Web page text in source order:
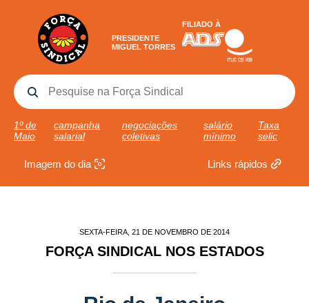
PRESIDENTE
MIGUEL TORRES
FILIADO À
1º de
Maio
campanha
salarial
negociações
coletivas
salário
mínimo
Taxa
selic
Imagem do dia Links rápidos
SEXTA-FEIRA, 21 DE NOVEMBRO DE 2014
FORÇA SINDICAL NOS ESTADOS